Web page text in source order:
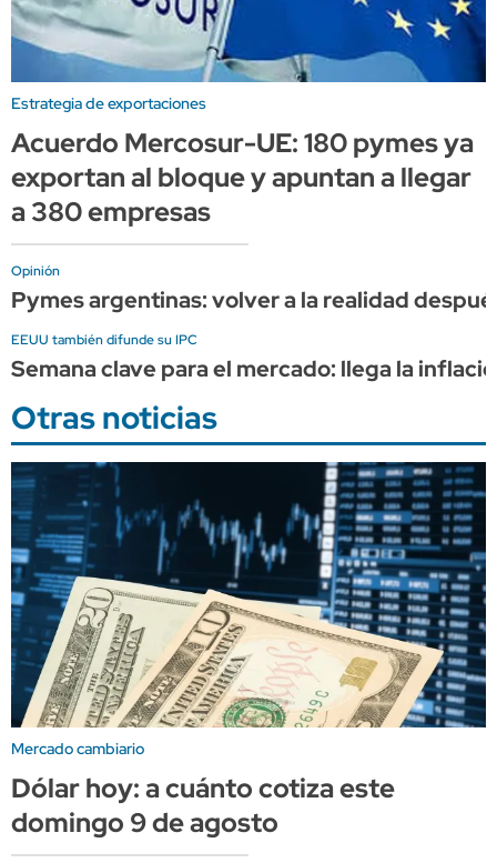
Estrategia de exportaciones
Acuerdo Mercosur-UE: 180 pymes ya
exportan al bloque y apuntan a llegar
a 380 empresas
Opinión
Pymes argentinas: volver a la realidad
EEUU también difunde su IPC
Semana clave para el mercado: llega la
Otras noticias
Mercado cambiario
Dólar hoy: a cuánto cotiza este
domingo 9 de agosto